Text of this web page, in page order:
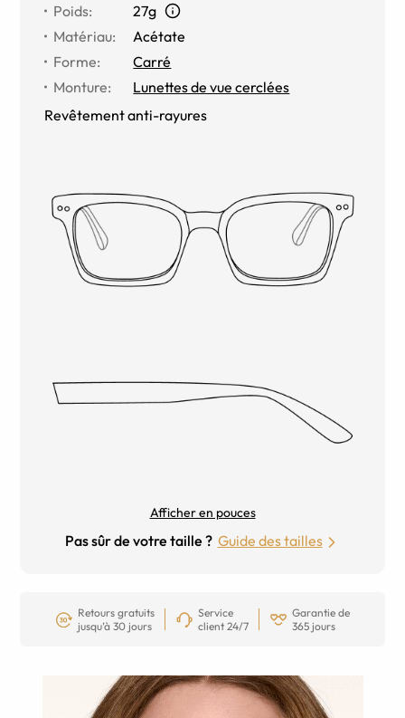
Poids:
27g
Matériau:
Acétate
Forme:
Carré
Monture:
Lunettes de vue cerclées
Revêtement anti-rayures
Afficher en pouces
Pas sûr de votre taille ? Guide des tailles
Retours gratuits
jusqu’à 30 jours
Service
client 24/7
Garantie de
365 jours